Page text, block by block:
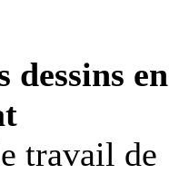
dessins en
travail de